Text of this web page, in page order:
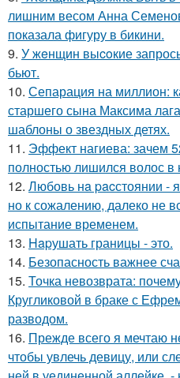
лишним весом Анна
показала фигуру в бикини.
9. У жeнщин выcoкие
бьют.
10. Сепарация на миллион:
старшего сына Максима
шаблоны о звездных детях.
11. Эффект нагиева: зачем
полностью лишился волос
12. Любовь нa pacстоянии -
но к сожалению, далеко не
испытание временем.
13. Hapушать границы - это.
14. Безопасность важнее
15. Точка невозврата:
Кругликовой в браке с
разводом.
16. Прежде всего я мечтаю
чтобы увлечь девицу, или